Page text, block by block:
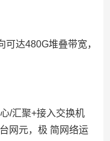
达480G堆叠带宽，
/汇聚+接入交换机
网元，极 简网络运